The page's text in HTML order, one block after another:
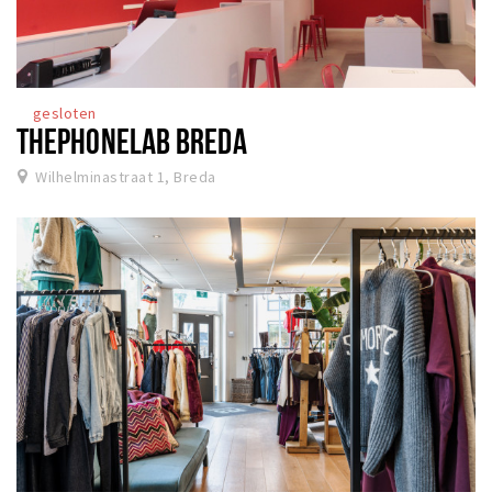
gesloten
THEPHONELAB BREDA
Wilhelminastraat 1, Breda